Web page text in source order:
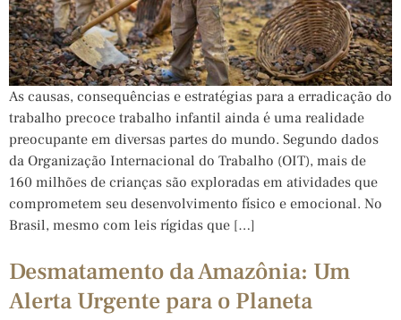
As causas, consequências e estratégias para a erradicação do
trabalho precoce trabalho infantil ainda é uma realidade
preocupante em diversas partes do mundo. Segundo dados
da Organização Internacional do Trabalho (OIT), mais de
160 milhões de crianças são exploradas em atividades que
comprometem seu desenvolvimento físico e emocional. No
Brasil, mesmo com leis rígidas que […]
Desmatamento da Amazônia: Um
Alerta Urgente para o Planeta